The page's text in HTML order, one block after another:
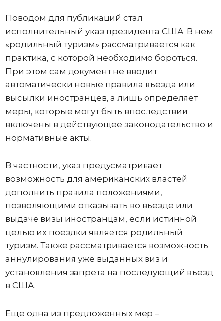
Поводом для публикаций стал
исполнительный указ президента США. В нем
«родильный туризм» рассматривается как
практика, с которой необходимо бороться.
При этом сам документ не вводит
автоматически новые правила въезда или
высылки иностранцев, а лишь определяет
меры, которые могут быть впоследствии
включены в действующее законодательство и
нормативные акты.
В частности, указ предусматривает
возможность для американских властей
дополнить правила положениями,
позволяющими отказывать во въезде или
выдаче визы иностранцам, если истинной
целью их поездки является родильный
туризм. Также рассматривается возможность
аннулирования уже выданных виз и
установления запрета на последующий въезд
в США.
Еще одна из предложенных мер –